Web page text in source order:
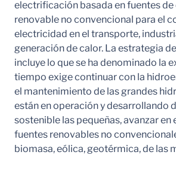
electrificación basada en fuentes de
renovable no convencional para el
electricidad en el transporte,
generación de calor. La estrategia
incluye lo que se ha denominado la
tiempo exige continuar con la
el mantenimiento de las grandes
están en operación y desarrollando
sostenible las pequeñas, avanzar en
fuentes renovables no
biomasa, eólica, geotérmica, de las